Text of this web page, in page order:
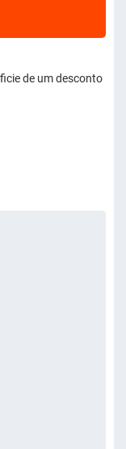
de um desconto